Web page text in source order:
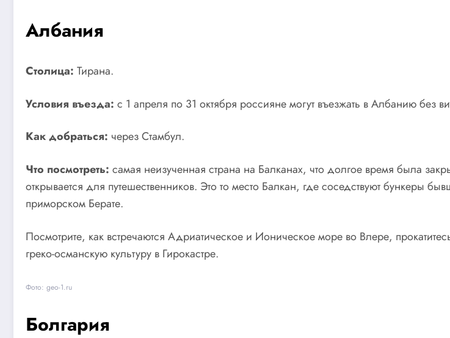
Албания
Столица: Тирана.
Условия въезда: с 1 апреля по 31 октября россияне могут въезжать в Албанию без
Как добраться: через Стамбул.
Что посмотреть: самая неизученная страна на Балканах, что долгое время была
открывается для путешественников. Это то место Балкан, где соседствуют бункеры
приморском Берате.
Посмотрите, как встречаются Адриатическое и Ионическое море во Влере,
греко-османскую культуру в Гирокастре.
Фото: geo-1.ru
Болгария